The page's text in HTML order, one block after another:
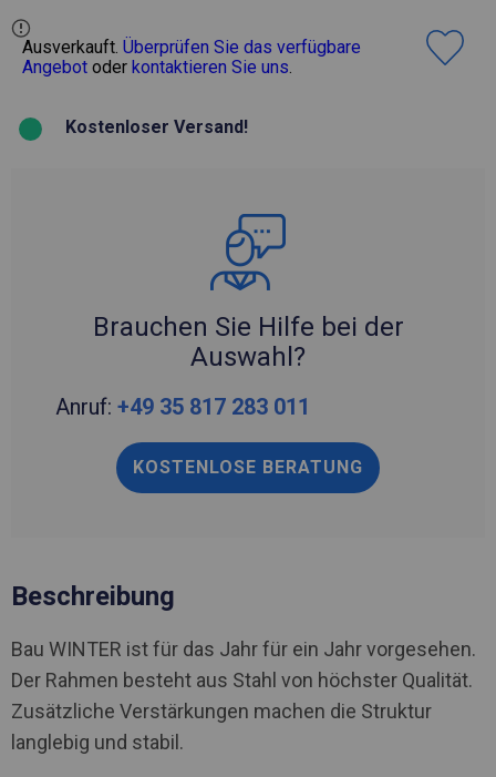
Ausverkauft. Überprüfen Sie das verfügbare
Angebot oder kontaktieren Sie uns.
Kostenloser Versand!
Brauchen Sie Hilfe bei der
Auswahl?
Anruf: +49 35 817 283 011
KOSTENLOSE BERATUNG
Beschreibung
Bau WINTER ist für das Jahr für ein Jahr vorgesehen.
Der Rahmen besteht aus Stahl von höchster Qualität.
Zusätzliche Verstärkungen machen die Struktur
langlebig und stabil.